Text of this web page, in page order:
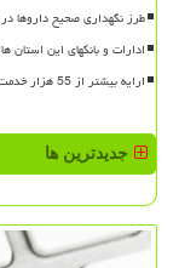
طرز نگهداری صحیح داروها
ادارات و بانکهای این استان
ارایه بیشتر از 55 هزار خدمت امدادی به زوار اربعین توسط هلال احمر
جدیدترین ها